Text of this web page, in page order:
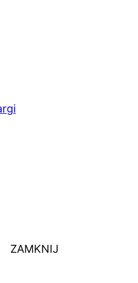
ZAMKNIJ